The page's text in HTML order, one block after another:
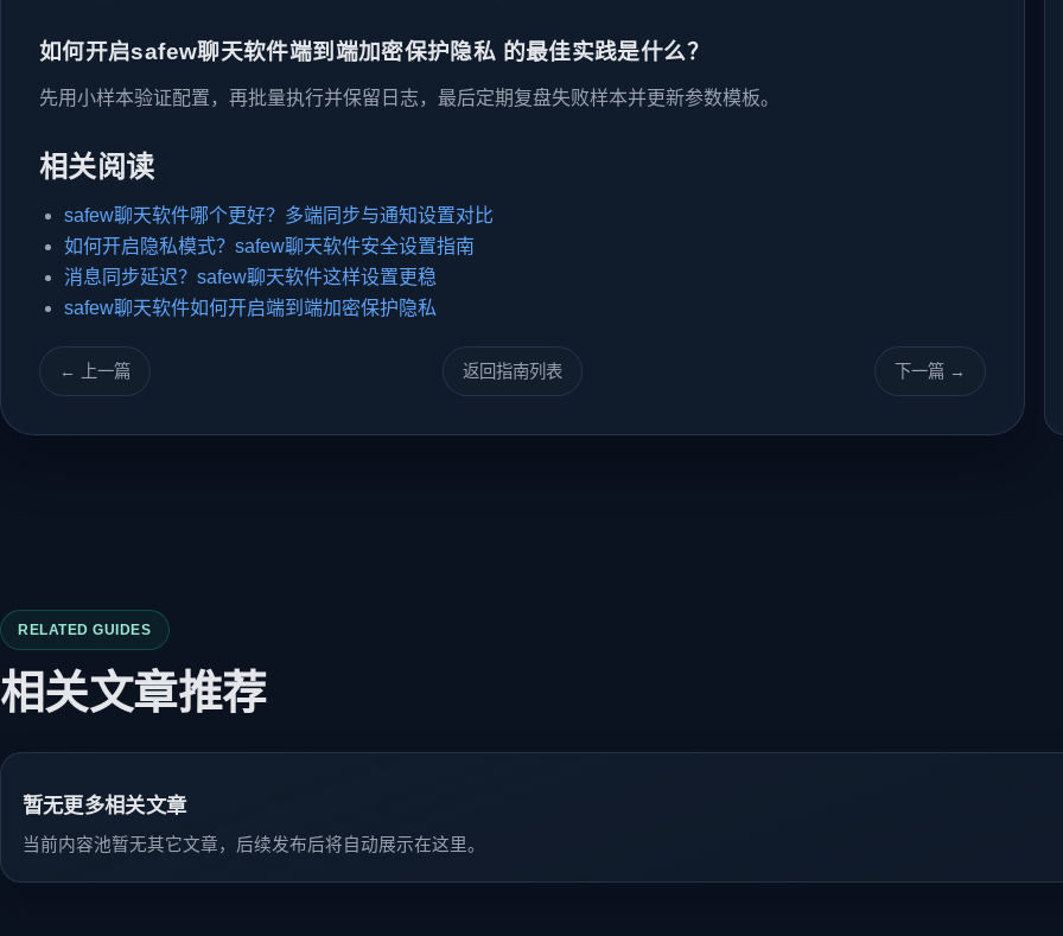
如何开启safew聊天软件端到端加密保护隐私 的最佳实践是什么？
先用小样本验证配置，再批量执行并保留日志，最后定期复盘失败样本并更新参数模板。
相关阅读
safew聊天软件哪个更好？多端同步与通知设置对比
如何开启隐私模式？safew聊天软件安全设置指南
消息同步延迟？safew聊天软件这样设置更稳
safew聊天软件如何开启端到端加密保护隐私
← 上一篇 返回指南列表 下一篇 →
RELATED GUIDES
相关文章推荐
暂无更多相关文章
当前内容池暂无其它文章，后续发布后将自动展示在这里。